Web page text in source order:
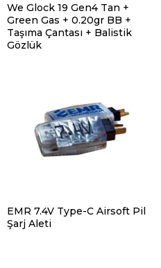
We Glock 19 Gen4 Tan +
Green Gas + 0.20gr BB +
Taşıma Çantası + Balistik
Gözlük
EMR 7.4V Type-C Airsoft Pil
Şarj Aleti